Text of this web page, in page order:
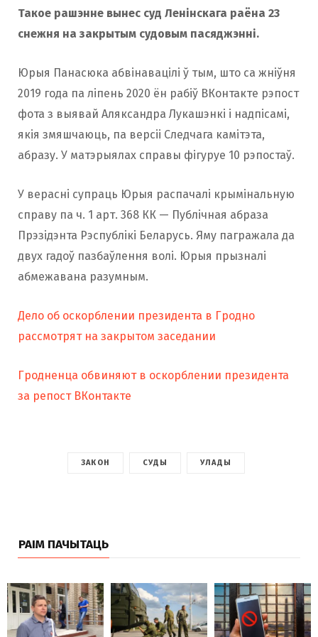
Такое рашэнне вынес суд Ленінскага раёна 23
снежня на закрытым судовым пасяджэнні.
Юрыя Панасюка абвінавацілі ў тым, што са жніўня
2019 года па ліпень 2020 ён рабіў ВКонтакте рэпост
фота з выявай Аляксандра Лукашэнкі і надпісамі,
якія змяшчаюць, па версіі Следчага камітэта,
абразу. У матэрыялах справы фігуруе 10 рэпостаў.
У верасні супраць Юрыя распачалі крымінальную
справу па ч. 1 арт. 368 КК — Публічная абраза
Прэзідэнта Рэспублікі Беларусь. Яму пагражала да
двух гадоў пазбаўлення волі. Юрыя прызналі
абмежавана разумным.
Дело об оскорблении президента в Гродно
рассмотрят на закрытом заседании
Гродненца обвиняют в оскорблении президента
за репост ВКонтакте
ЗАКОН СУДЫ УЛАДЫ
РАІМ ПАЧЫТАЦЬ